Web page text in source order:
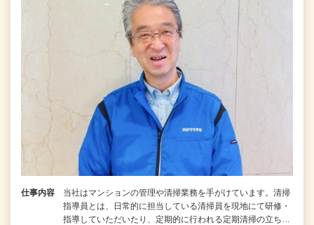
仕事内容
当社はマンションの管理や清掃業務を手がけています。清掃
指導員とは、日常的に担当している清掃員を現地にて研修・
指導していただいたり、定期的に行われる定期清掃の立ち…